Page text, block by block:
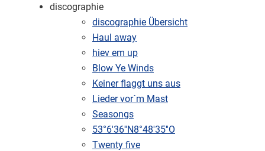
discographie
discographie Übersicht
Haul away
hiev em up
Blow Ye Winds
Keiner flaggt uns aus
Lieder vor´m Mast
Seasongs
53°6'36''N8°48'35''O
Twenty five